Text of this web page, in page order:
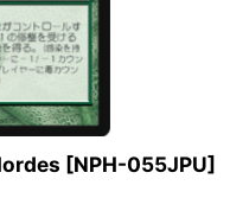
[NPH-055JPU]